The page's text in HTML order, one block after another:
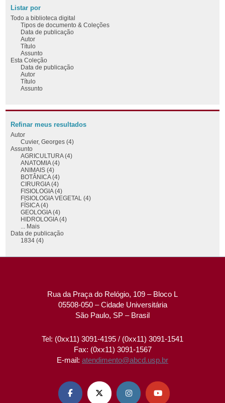
Listar por
Todo a biblioteca digital
Tipos de documento & Coleções
Data de publicação
Autor
Título
Assunto
Esta Coleção
Data de publicação
Autor
Título
Assunto
Refinar meus resultados
Autor
Cuvier, Georges (4)
Assunto
AGRICULTURA (4)
ANATOMIA (4)
ANIMAIS (4)
BOTÂNICA (4)
CIRURGIA (4)
FISIOLOGIA (4)
FISIOLOGIA VEGETAL (4)
FÍSICA (4)
GEOLOGIA (4)
HIDROLOGIA (4)
... Mais
Data de publicação
1834 (4)
Rua da Praça do Relógio, 109 – Bloco L
05508-050 – Cidade Universitária
São Paulo, SP – Brasil
Tel: (0xx11) 3091-4195 / (0xx11) 3091-1541
Fax: (0xx11) 3091-1567
E-mail: atendimento@abcd.usp.br
   